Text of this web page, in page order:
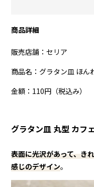
商品詳細
販売店舗：セリア
商品名：グラタン皿 ほん
金額：110円（税込み）
グラタン皿 丸型 カフェ
表面に光沢があって、き
感じのデザイン。